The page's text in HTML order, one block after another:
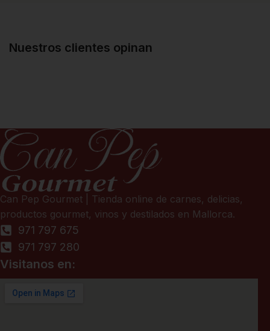
Nuestros clientes opinan
Can Pep Gourmet | Tienda online de carnes, delicias,
productos gourmet, vinos y destilados en Mallorca.
971 797 675
971 797 280
Visitanos en: